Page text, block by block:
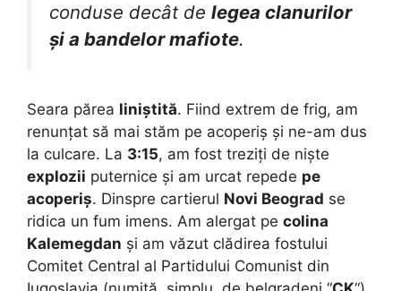
conduse decât de legea clanurilor
și a bandelor mafiote.
Seara părea liniștită. Fiind extrem de frig, am
renunțat să mai stăm pe acoperiș și ne-am dus
la culcare. La 3:15, am fost treziți de niște
explozii puternice și am urcat repede pe
acoperiș. Dinspre cartierul Novi Beograd se
ridica un fum imens. Am alergat pe colina
Kalemegdan și am văzut clădirea fostului
Comitet Central al Partidului Comunist din